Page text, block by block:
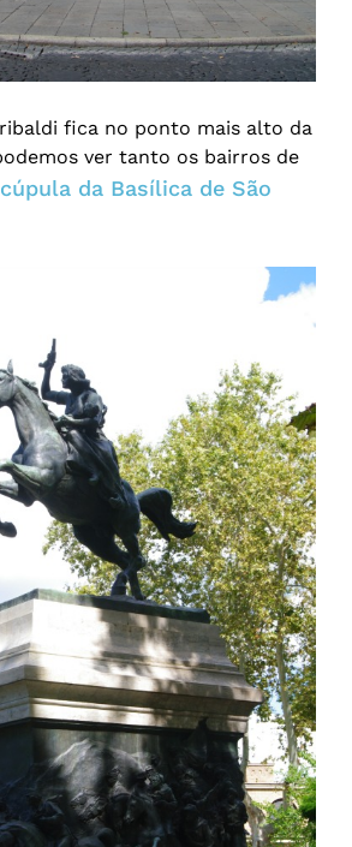
fica no ponto mais alto da
ver tanto os bairros de
cúpula da Basílica de São